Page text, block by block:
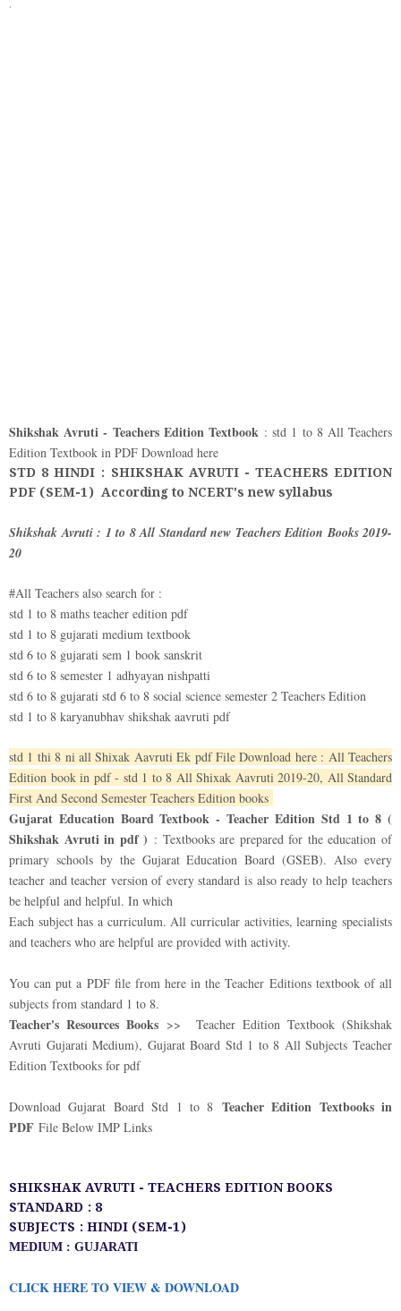
·
Shikshak Avruti - Teachers Edition Textbook: std 1 to 8 All Teachers
Edition Textbook in PDF Download here
STD 8 HINDI : SHIKSHAK AVRUTI - TEACHERS EDITION
PDF (SEM-1) According to NCERT's new syllabus
Shikshak Avruti : 1 to 8 All Standard new Teachers Edition Books 2019-
20
#All Teachers also search for :
std 1 to 8 maths teacher edition pdf
std 1 to 8 gujarati medium textbook
std 6 to 8 gujarati sem 1 book sanskrit
std 6 to 8 semester 1 adhyayan nishpatti
std 6 to 8 gujarati std 6 to 8 social science semester 2 Teachers Edition
std 1 to 8 karyanubhav shikshak aavruti pdf
std 1 thi 8 ni all Shixak Aavruti Ek pdf File Download here : All Teachers
Edition book in pdf - std 1 to 8 All Shixak Aavruti 2019-20, All Standard
First And Second Semester Teachers Edition books
Gujarat Education Board Textbook - Teacher Edition Std 1 to 8 (
Shikshak Avruti in pdf ) : Textbooks are prepared for the education of
primary schools by the Gujarat Education Board (GSEB). Also every
teacher and teacher version of every standard is also ready to help teachers
be helpful and helpful. In which
Each subject has a curriculum. All curricular activities, learning specialists
and teachers who are helpful are provided with activity.
You can put a PDF file from here in the Teacher Editions textbook of all
subjects from standard 1 to 8.
Teacher's Resources Books >> Teacher Edition Textbook (Shikshak
Avruti Gujarati Medium), Gujarat Board Std 1 to 8 All Subjects Teacher
Edition Textbooks for pdf
Download Gujarat Board Std 1 to 8 Teacher Edition Textbooks in
PDF File Below IMP Links
SHIKSHAK AVRUTI - TEACHERS EDITION BOOKS
STANDARD : 8
SUBJECTS : HINDI (SEM-1)
MEDIUM : GUJARATI
CLICK HERE TO VIEW & DOWNLOAD